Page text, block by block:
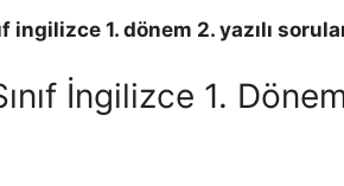
ingilizce 1. dönem 2. yazılı
İngilizce 1.